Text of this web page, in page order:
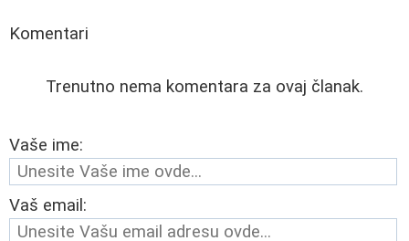
Komentari
Trenutno nema komentara za ovaj članak.
Vaše ime:
Vaš email: